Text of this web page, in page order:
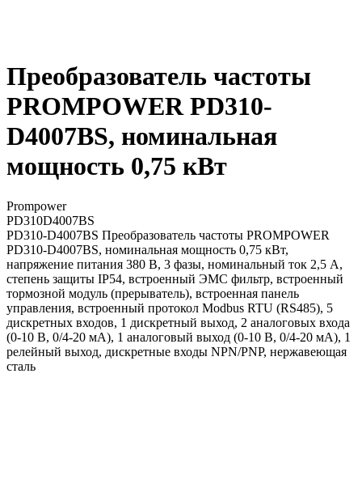
Преобразователь частоты
PROMPOWER PD310-
D4007BS, номинальная
мощность 0,75 кВт
Prompower
PD310D4007BS
PD310-D4007BS Преобразователь частоты PROMPOWER
PD310-D4007BS, номинальная мощность 0,75 кВт,
напряжение питания 380 В, 3 фазы, номинальный ток 2,5 А,
степень защиты IP54, встроенный ЭМС фильтр, встроенный
тормозной модуль (прерыватель), встроенная панель
управления, встроенный протокол Modbus RTU (RS485), 5
дискретных входов, 1 дискретный выход, 2 аналоговых входа
(0-10 В, 0/4-20 мА), 1 аналоговый выход (0-10 В, 0/4-20 мА), 1
релейный выход, дискретные входы NPN/PNP, нержавеющая
сталь